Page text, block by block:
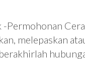
Permohonan
melepaskan